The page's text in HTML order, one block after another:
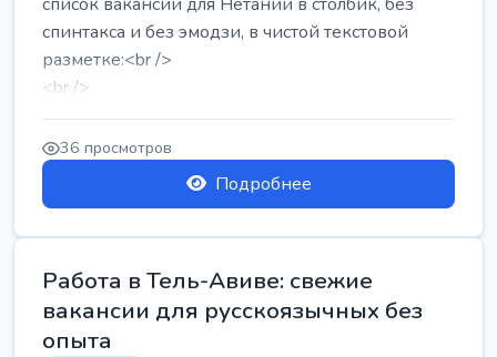
спинтакса и без эмодзи, в чистой текстовой
разметке:<br />
<br />
Работа в Нетании на мебельном производстве:
требу...
36 просмотров
Подробнее
Работа в Тель-Авиве: свежие
вакансии для русскоязычных без
опыта